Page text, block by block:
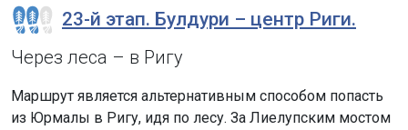
23-й этап. Булдури – центр Риги.
Через леса – в Ригу
Маршрут является альтернативным способом попасть
из Юрмалы в Ригу, идя по лесу. За Лиелупским мостом